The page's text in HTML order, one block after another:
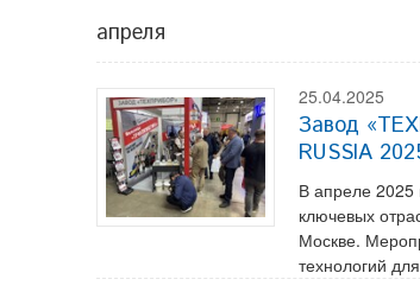
апреля
25.04.2025
Завод
RUSSIA
В апреле
ключевых
Москве.
технологий